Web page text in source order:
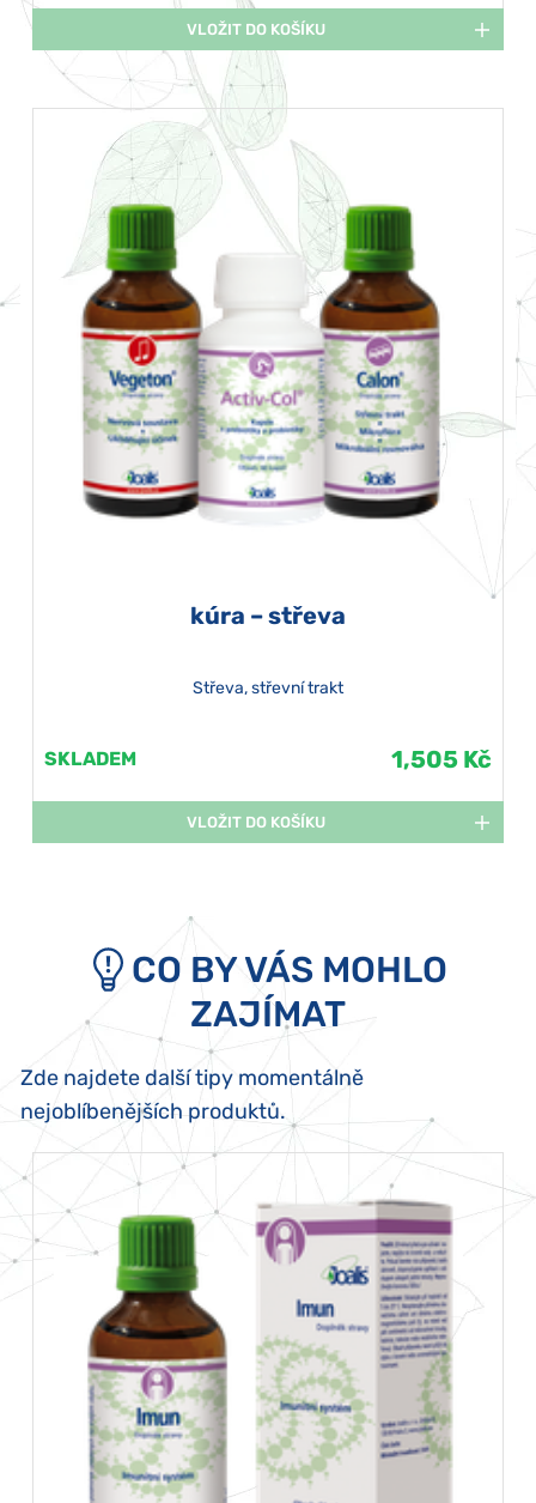
VLOŽIT DO KOŠÍKU
kúra – střeva
Střeva, střevní trakt
SKLADEM 1,505 Kč
VLOŽIT DO KOŠÍKU
CO BY VÁS MOHLO
ZAJÍMAT
Zde najdete další tipy momentálně
nejoblíbenějších produktů.